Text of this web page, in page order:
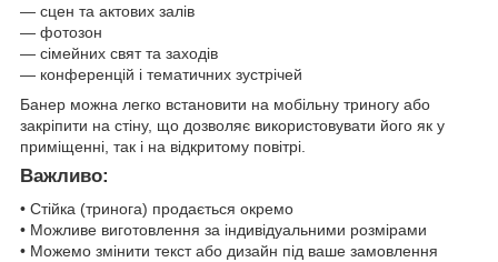
— сцен та актових залів
— фотозон
— сімейних свят та заходів
— конференцій і тематичних зустрічей
Банер можна легко встановити на мобільну триногу або
закріпити на стіну, що дозволяє використовувати його як у
приміщенні, так і на відкритому повітрі.
Важливо:
• Стійка (тринога) продається окремо
• Можливе виготовлення за індивідуальними розмірами
• Можемо змінити текст або дизайн під ваше замовлення